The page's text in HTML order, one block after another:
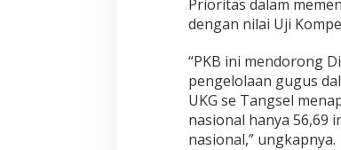
Prioritas dalam
dengan nilai Uji
“PKB ini mendorong
pengelolaan gugus
UKG se Tangsel
nasional hanya 56,69
nasional,” ungkapnya.